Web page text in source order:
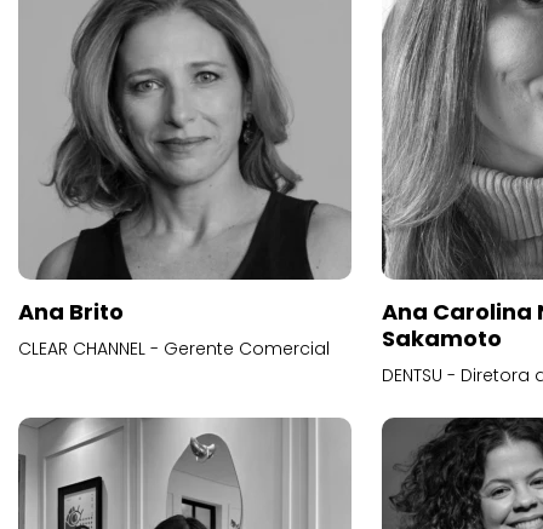
Ana Brito
CLEAR CHANNEL - Gerente Comercial
Ana Carolina
Sakamoto
DENTSU -